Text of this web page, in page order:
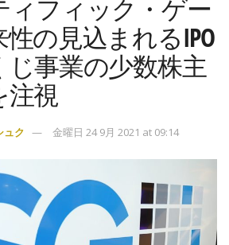
ィフィック・ゲー
の見込まれるIPO
事業の少数株主
注視
ュク 金曜日 24 9月 2021 at 09:14